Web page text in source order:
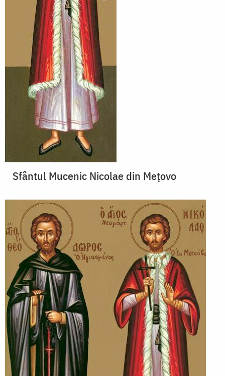
Sfântul Mucenic Nicolae din Meţovo